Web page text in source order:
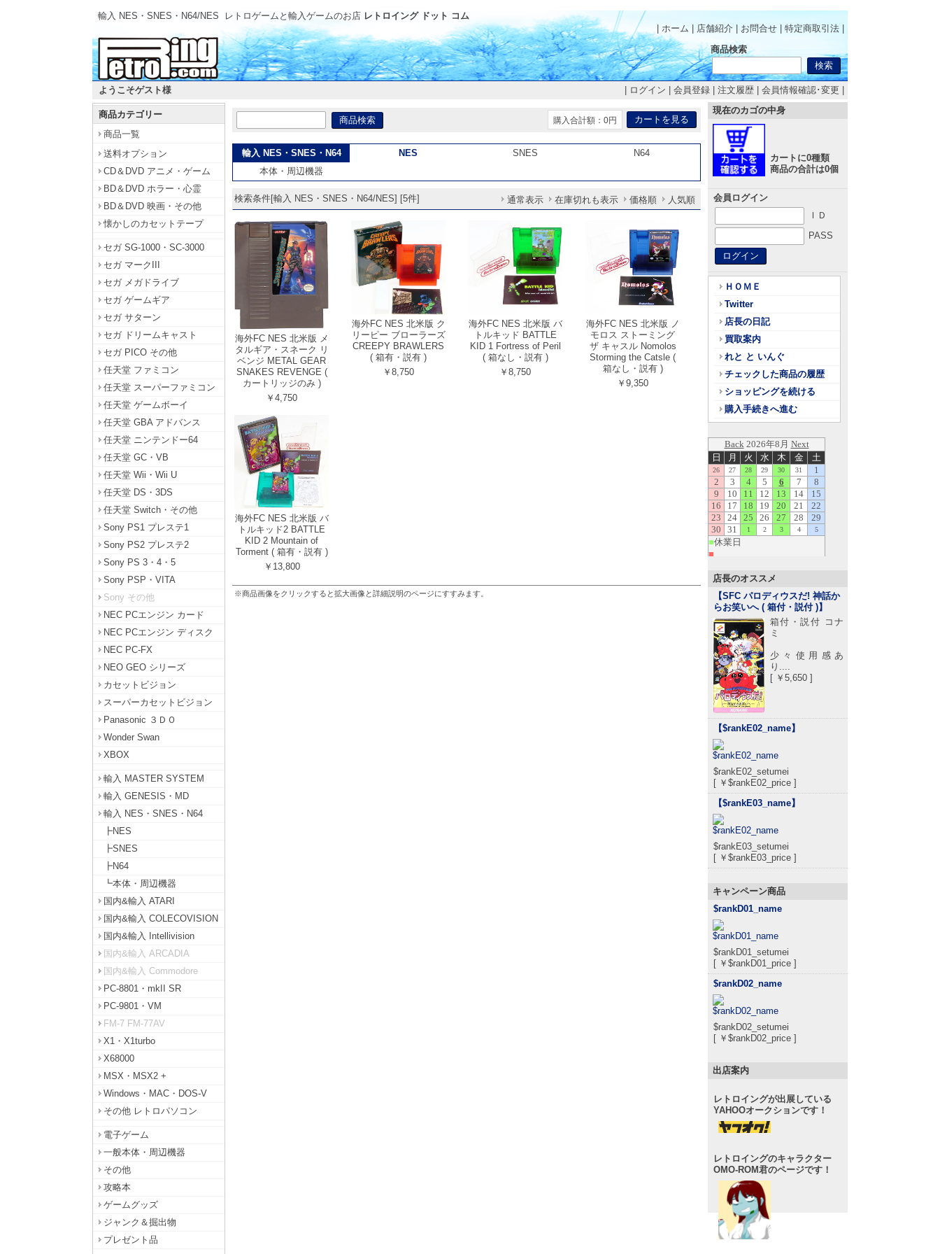
輸入 NES・SNES・N64/NES レトロゲームと輸入ゲームのお店 レトロイング ドット コム
| ホーム
店舗紹介 お問合せ 特定商取引法
商品検索
ようこそゲスト様 ログイン 会員登録 注文履歴 会員情報確認･変更
商品カテゴリー
商品一覧
送料オプション
CD＆DVD アニメ・ゲーム
BD＆DVD ホラー・心霊
BD＆DVD 映画・その他
懐かしのカセットテープ
セガ SG-1000・SC-3000
セガ マークIII
セガ メガドライブ
セガ ゲームギア
セガ サターン
セガ ドリームキャスト
セガ PICO その他
任天堂 ファミコン
任天堂 スーパーファミコン
任天堂 ゲームボーイ
任天堂 GBA アドバンス
任天堂 ニンテンドー64
任天堂 GC・VB
任天堂 Wii・Wii U
任天堂 DS・3DS
任天堂 Switch・その他
Sony PS1 プレステ1
Sony PS2 プレステ2
Sony PS 3・4・5
Sony PSP・VITA
Sony その他
NEC PCエンジン カード
NEC PCエンジン ディスク
NEC PC-FX
NEO GEO シリーズ
カセットビジョン
スーパーカセットビジョン
Panasonic ３ＤＯ
Wonder Swan
XBOX
輸入 MASTER SYSTEM
輸入 GENESIS・MD
輸入 NES・SNES・N64
┣NES
┣SNES
┣N64
┗本体・周辺機器
国内&輸入 ATARI
国内&輸入 COLECOVISION
国内&輸入 Intellivision
国内&輸入 ARCADIA
国内&輸入 Commodore
PC-8801・mkII SR
PC-9801・VM
FM-7 FM-77AV
X1・X1turbo
X68000
MSX・MSX2 +
Windows・MAC・DOS-V
その他 レトロパソコン
電子ゲーム
一般本体・周辺機器
その他
攻略本
ゲームグッズ
ジャンク＆掘出物
プレゼント品
購入合計額：0円
輸入 NES・SNES・N64 NES SNES
N64
本体・周辺機器
検索条件[輸入 NES・SNES・N64/NES] [5件] 通常表示 在庫切れも表示 価格順 人気順
海外FC NES 北米版 メ
タルギア・スネーク リ
ベンジ METAL GEAR
SNAKES REVENGE (
カートリッジのみ )
￥4,750
海外FC NES 北米版 ク
リーピー ブローラーズ
CREEPY BRAWLERS
( 箱有・説有 )
￥8,750
海外FC NES 北米版 バ
トルキッド BATTLE
KID 1 Fortress of Peril
( 箱なし・説有 )
￥8,750
海外FC NES 北米版 ノ
モロス ストーミング
ザ キャスル Nomolos
Storming the Catsle (
箱なし・説有 )
￥9,350
海外FC NES 北米版 バ
トルキッド2 BATTLE
KID 2 Mountain of
Torment ( 箱有・説有 )
￥13,800
※商品画像をクリックすると拡大画像と詳細説明のページにすすみます。
現在のカゴの中身
カートに0種類
商品の合計は0個
会員ログイン
ＩＤ
PASS
ＨＯＭＥ
Twitter
店長の日記
買取案内
れと と いんぐ
チェックした商品の履歴
ショッピングを続ける
購入手続きへ進む
店長のオススメ
【SFC パロディウスだ! 神話か
らお笑いへ ( 箱付・説付 )】
箱付・説付 コナ
ミ
少々使用感あ
り....
[ ￥5,650 ]
【$rankE02_name】
$rankE02_setumei
[ ￥$rankE02_price ]
【$rankE03_name】
$rankE03_setumei
[ ￥$rankE03_price ]
キャンペーン商品
$rankD01_name
$rankD01_setumei
[ ￥$rankD01_price ]
$rankD02_name
$rankD02_setumei
[ ￥$rankD02_price ]
出店案内
レトロイングが出展している
YAHOOオークションです！
レトロイングのキャラクター
OMO-ROM君のページです！